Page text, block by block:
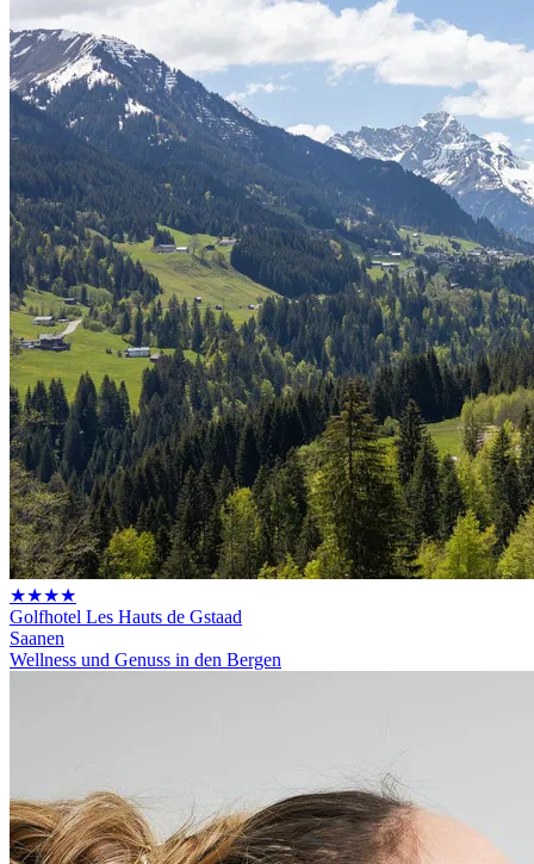
★★★★
Golfhotel Les Hauts de Gstaad
Saanen
Wellness und Genuss in den Bergen